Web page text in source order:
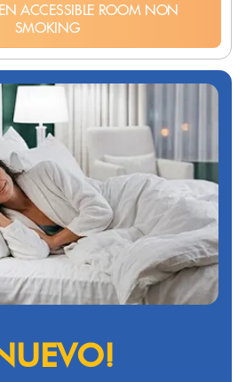
ACCESSIBLE ROOM NON
SMOKING